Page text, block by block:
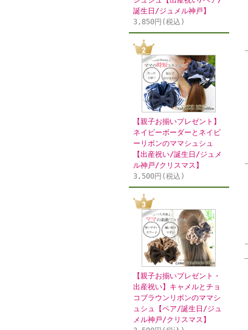
誕生日/ジュメル神戸】
3,850円(税込)
【親子お揃いプレゼント】
ネイビーボーダーとネイビ
ーリボンのママシュシュ
【出産祝い/誕生日/ジュメ
ル神戸/クリスマス】
3,500円(税込)
【親子お揃いプレゼント・
出産祝い】キャメルとチョ
コブラウンリボンのママシ
ュシュ【ペア/誕生日/ジュ
メル神戸/クリスマス】